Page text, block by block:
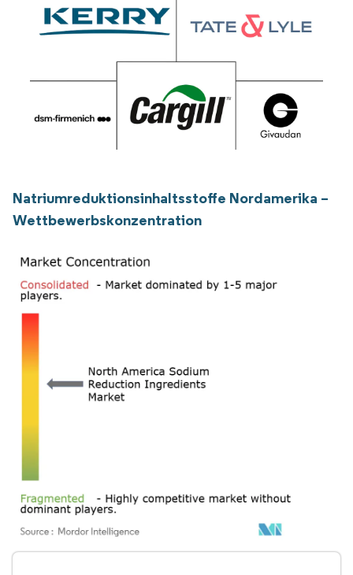
Natriumreduktionsinhaltsstoffe Nordamerika –
Wettbewerbskonzentration